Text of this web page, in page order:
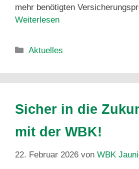
mehr benötigten
Weiterlesen
Aktuelles
Sicher in die
mit der WBK!
22. Februar 2026 von WBK